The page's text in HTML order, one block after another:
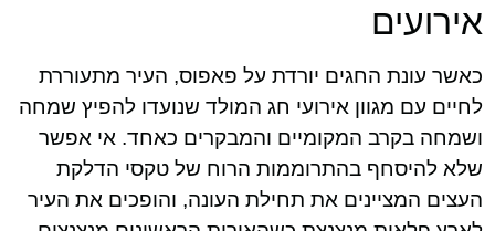
אירועים
כאשר עונת החגים יורדת על פאפוס, העיר מתעוררת
לחיים עם מגוון אירועי חג המולד שנועדו להפיץ שמחה
ושמחה בקרב המקומיים והמבקרים כאחד. אי אפשר
שלא להיסחף בהתרוממות הרוח של טקסי הדלקת
העצים המציינים את תחילת העונה, והופכים את העיר